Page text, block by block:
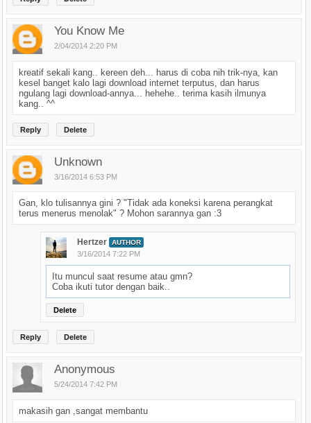
You Know Me
2/04/2014 2:20 PM
kreatif sekali kang.. kereen deh... harus di coba nih trik-nya, kan
kesel banget kalo lagi download internet terputus, dan harus
ngulang lagi download-annya... hehehe.. terima kasih ilmunya
kang.. ^^
Reply Delete
Unknown
3/16/2014 6:53 PM
Gan, klo tulisannya gini ? "Tidak ada koneksi karena perangkat
terus menerus menolak" ? Mohon sarannya gan :3
Hertzer AUTHOR
3/16/2014 7:22 PM
Itu muncul saat resume atau gmn?
Coba ikuti tutor dengan baik..
Delete
Reply Delete
Anonymous
5/24/2014 7:42 PM
makasih gan ,sangat membantu